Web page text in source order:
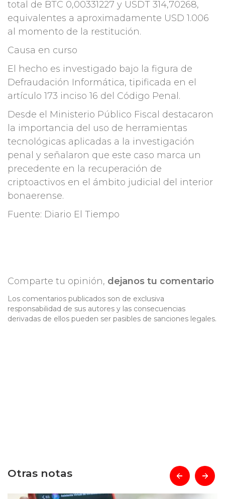
total de BTC 0,00331227 y USDT 314,70268,
equivalentes a aproximadamente USD 1.006
al momento de la restitución.
Causa en curso
El hecho es investigado bajo la figura de
Defraudación Informática, tipificada en el
artículo 173 inciso 16 del Código Penal.
Desde el Ministerio Público Fiscal destacaron
la importancia del uso de herramientas
tecnológicas aplicadas a la investigación
penal y señalaron que este caso marca un
precedente en la recuperación de
criptoactivos en el ámbito judicial del interior
bonaerense.
Fuente: Diario El Tiempo
Comparte tu opinión, dejanos tu comentario
Los comentarios publicados son de exclusiva
responsabilidad de sus autores y las consecuencias
derivadas de ellos pueden ser pasibles de sanciones legales.
Otras notas prev next